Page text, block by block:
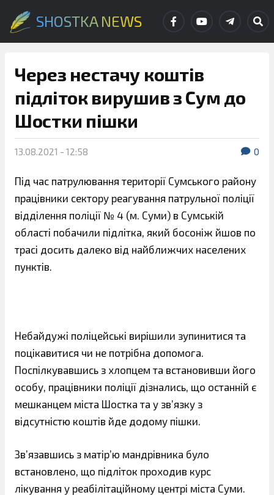
SHOSTKA NEWS
Через нестачу коштів
підліток вирушив з Сум до
Шостки пішки
13.08.2021 - 12:58 0
Під час патрулювання території Сумського району
працівники сектору реагування патрульної поліції
відділення поліції № 4 (м. Суми) в Сумській
області побачили підлітка, який босоніж йшов по
трасі досить далеко від найближчих населених
пунктів.
Небайдужі поліцейські вирішили зупинитися та
поцікавитися чи не потрібна допомога.
Поспілкувавшись з хлопцем та встановивши його
особу, працівники поліції дізнались, що останній є
мешканцем міста Шостка та у зв’язку з
відсутністю коштів йде додому пішки.
Зв’язавшись з матір’ю мандрівника було
встановлено, що підліток проходив курс
лікування у реабілітаційному центрі міста Суми.